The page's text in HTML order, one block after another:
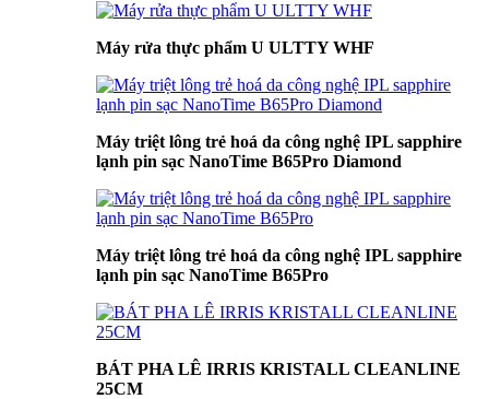
Máy rửa thực phẩm U ULTTY WHF
Máy triệt lông trẻ hoá da công nghệ IPL sapphire
lạnh pin sạc NanoTime B65Pro Diamond
Máy triệt lông trẻ hoá da công nghệ IPL sapphire
lạnh pin sạc NanoTime B65Pro
BÁT PHA LÊ IRRIS KRISTALL CLEANLINE
25CM